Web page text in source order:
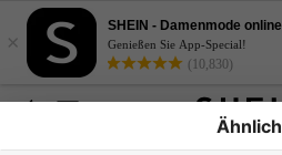
×
SHEIN - Damenmode
Genießen Sie App-Special!
(10,830)
Ähnlich